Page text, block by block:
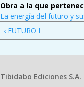
Obra a la que
La energía del futuro y
‹ FUTURO I
Tibidabo Ediciones S.A.